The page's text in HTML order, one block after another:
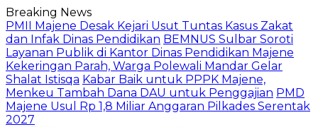
Langsung
ke
konten
Breaking News
PMII Majene Desak Kejari Usut Tuntas Kasus Zakat
dan Infak Dinas Pendidikan BEMNUS Sulbar Soroti
Layanan Publik di Kantor Dinas Pendidikan Majene
Kekeringan Parah, Warga Polewali Mandar Gelar
Shalat Istisqa Kabar Baik untuk PPPK Majene,
Menkeu Tambah Dana DAU untuk Penggajian PMD
Majene Usul Rp 1,8 Miliar Anggaran Pilkades Serentak
2027